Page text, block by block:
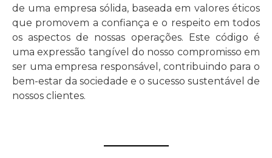
de uma empresa sólida, baseada em valores éticos
que promovem a confiança e o respeito em todos
os aspectos de nossas operações. Este código é
uma expressão tangível do nosso compromisso em
ser uma empresa responsável, contribuindo para o
bem-estar da sociedade e o sucesso sustentável de
nossos clientes.